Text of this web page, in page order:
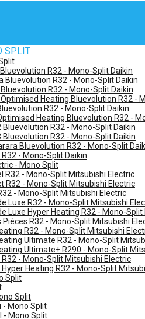
SPLIT
R32 - Mono-Split Daikin
Bluevolution R32 - Mono-Split Daikin
R32 - Mono-Split Daikin
Heating Bluevolution R32 -
R32 - Mono-Split Daikin
Heating Bluevolution R32 -
Bluevolution R32 - Mono-Split Daikin
Bluevolution R32 - Mono-Split Daikin
Bluevolution R32 - Mono-Split
- Mono-Split Daikin
- Mono Split
R32 - Mono-Split Mitsubishi Electric
R32 - Mono-Split Mitsubishi Electric
- Mono-Split Mitsubishi Electric
Luxe R32 - Mono-Split Mitsubishi
Luxe Hyper Heating R32 - Mono-
Pièces R32 - Mono-Split Mitsubishi
R32 - Mono-Split Mitsubishi
Ultimate R32 - Mono-Split
Ultimate+ R290 - Mono-Split
R32 - Mono-Split Mitsubishi Electric
Hyper Heating R32 - Mono-Split
Split
Split
- Mono Split
- Mono Split